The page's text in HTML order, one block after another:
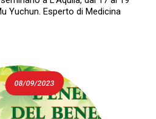
Yuchun. Esperto di Medicina
08/09/2023